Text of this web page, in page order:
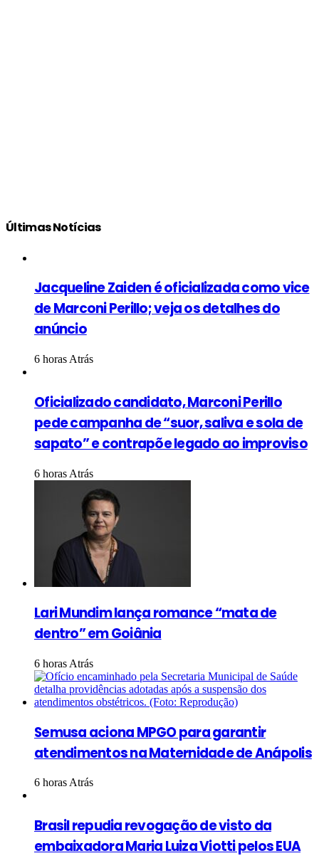
Últimas Notícias
Jacqueline Zaiden é oficializada como vice
de Marconi Perillo; veja os detalhes do
anúncio
6 horas Atrás
Oficializado candidato, Marconi Perillo
pede campanha de “suor, saliva e sola de
sapato” e contrapõe legado ao improviso
6 horas Atrás
Lari Mundim lança romance “mata de
dentro” em Goiânia
6 horas Atrás
Semusa aciona MPGO para garantir
atendimentos na Maternidade de Anápolis
6 horas Atrás
Brasil repudia revogação de visto da
embaixadora Maria Luiza Viotti pelos EUA